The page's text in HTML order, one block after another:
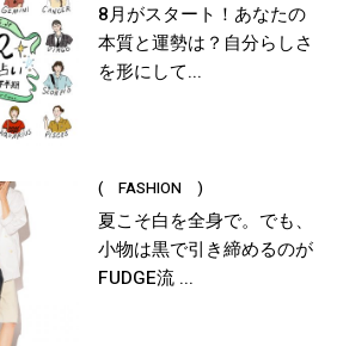
8月がスタート！あなたの
本質と運勢は？自分らしさ
を形にして...
( FASHION )
夏こそ白を全身で。でも、
小物は黒で引き締めるのが
FUDGE流 ...